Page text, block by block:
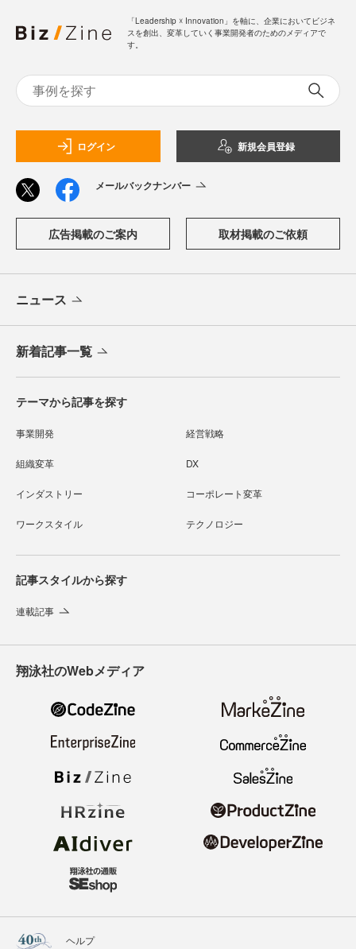
「Leadership ☓ Innovation」を軸に、企業においてビジネ
スを創出、変革していく事業開発者のためのメディアで
す。
ログイン 新規会員登録
メールバックナンバー
広告掲載のご案内 取材掲載のご依頼
ニュース
新着記事一覧
テーマから記事を探す
事業開発 経営戦略
組織変革 DX
インダストリー コーポレート変革
ワークスタイル テクノロジー
記事スタイルから探す
連載記事
翔泳社のWebメディア
ヘルプ